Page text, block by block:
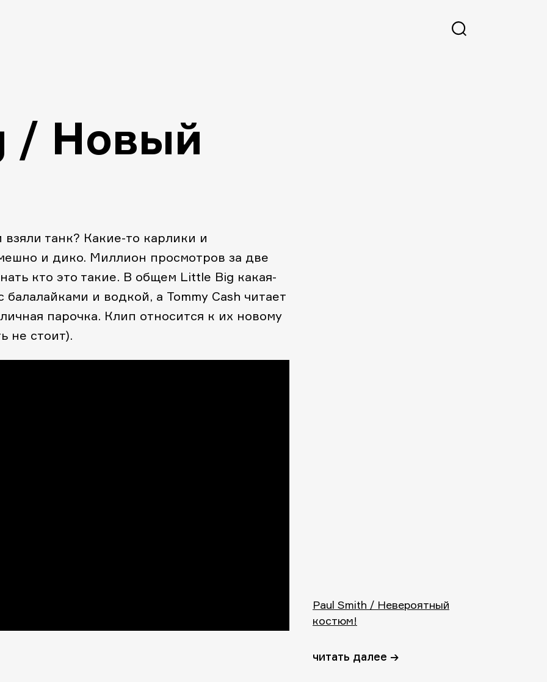
/ Новый
танк? Какие-то карлики и
и дико. Миллион просмотров за две
кто это такие. В общем Little Big какая-
и водкой, а Tommy Cash читает
парочка. Клип относится к их новому
не стоит).
Paul Smith / Невероятный
костюм!
читать далее →